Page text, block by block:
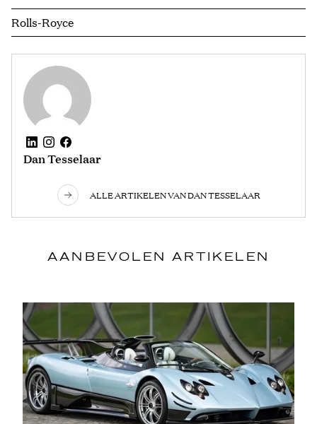
Rolls-Royce
Dan Tesselaar
ALLE ARTIKELEN VAN DAN TESSELAAR
AANBEVOLEN ARTIKELEN